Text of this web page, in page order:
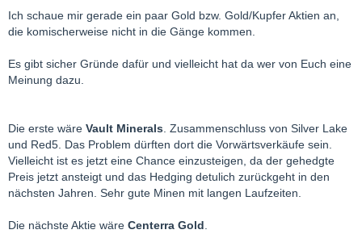
Ich schaue mir gerade ein paar Gold bzw. Gold/Kupfer Aktien an,
die komischerweise nicht in die Gänge kommen.
Es gibt sicher Gründe dafür und vielleicht hat da wer von Euch eine
Meinung dazu.
Die erste wäre Vault Minerals . Zusammenschluss von Silver Lake
und Red5. Das Problem dürften dort die Vorwärtsverkäufe sein.
Vielleicht ist es jetzt eine Chance einzusteigen, da der gehedgte
Preis jetzt ansteigt und das Hedging detulich zurückgeht in den
nächsten Jahren. Sehr gute Minen mit langen Laufzeiten.
Die nächste Aktie wäre Centerra Gold